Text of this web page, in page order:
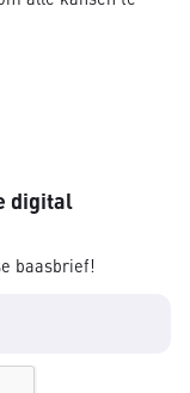
digital
baasbrief!